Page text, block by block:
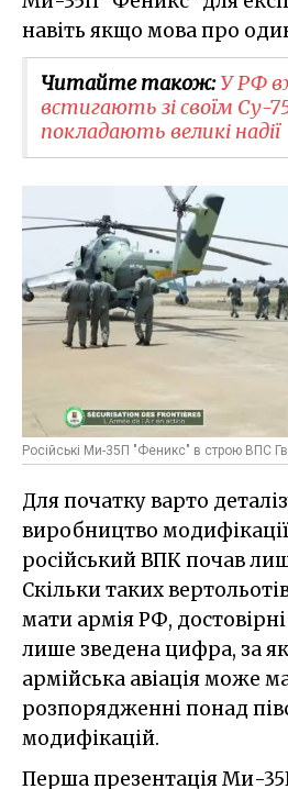
навіть якщо мова про
Читайте також:У РФ
встигають зі своїм Су-
покладають великі надії
Російські Ми-35П "Феникс" в строю ВПС
Для початку варто
виробництво
російський ВПК почав
Скільки таких
мати армія РФ, достовірні
лише зведена цифра, за
армійська авіація може
розпорядженні понад
модифікацій.
Перша презентація Ми-